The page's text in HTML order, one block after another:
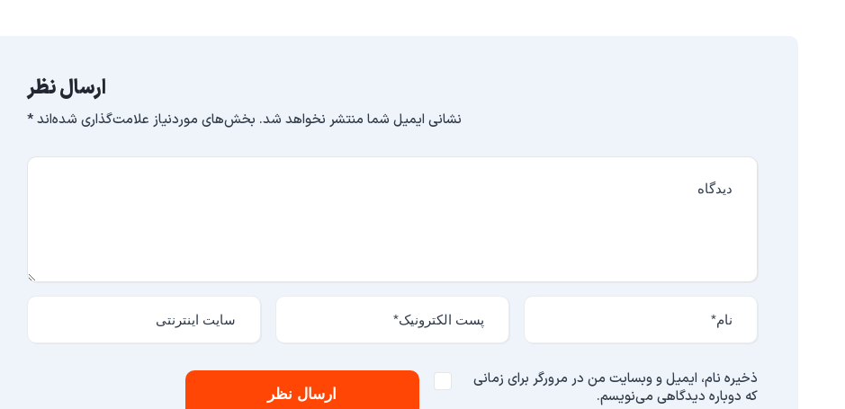
ارسال نظر
نشانی ایمیل شما منتشر نخواهد شد. بخش‌های موردنیاز علامت‌گذاری شده‌اند*
ذخیره نام، ایمیل و وبسایت من در مرورگر برای زمانی
که دوباره دیدگاهی می‌نویسم.
ارسال نظر